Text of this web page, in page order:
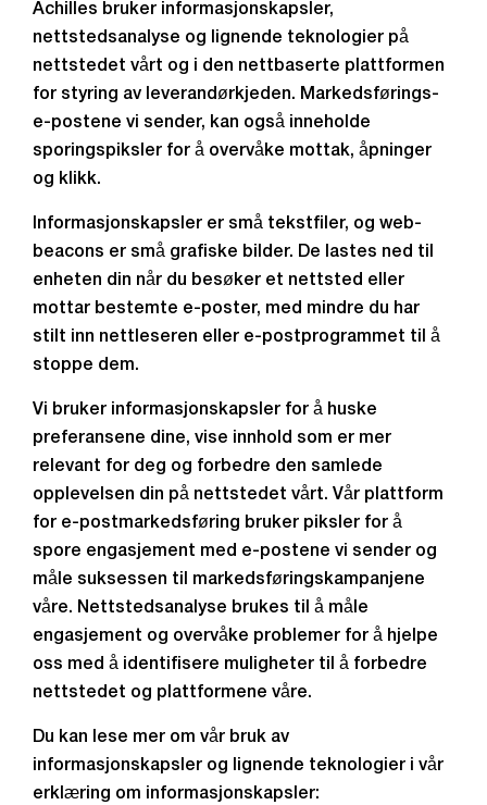
Achilles bruker informasjonskapsler,
nettstedsanalyse og lignende teknologier på
nettstedet vårt og i den nettbaserte plattformen
for styring av leverandørkjeden. Markedsførings-
e-postene vi sender, kan også inneholde
sporingspiksler for å overvåke mottak, åpninger
og klikk.
Informasjonskapsler er små tekstfiler, og web-
beacons er små grafiske bilder. De lastes ned til
enheten din når du besøker et nettsted eller
mottar bestemte e-poster, med mindre du har
stilt inn nettleseren eller e-postprogrammet til å
stoppe dem.
Vi bruker informasjonskapsler for å huske
preferansene dine, vise innhold som er mer
relevant for deg og forbedre den samlede
opplevelsen din på nettstedet vårt. Vår plattform
for e-postmarkedsføring bruker piksler for å
spore engasjement med e-postene vi sender og
måle suksessen til markedsføringskampanjene
våre. Nettstedsanalyse brukes til å måle
engasjement og overvåke problemer for å hjelpe
oss med å identifisere muligheter til å forbedre
nettstedet og plattformene våre.
Du kan lese mer om vår bruk av
informasjonskapsler og lignende teknologier i vår
erklæring om informasjonskapsler: